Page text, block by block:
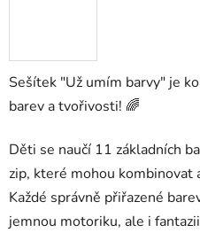
Sešítek "Už umím barvy" je
barev a tvořivosti! 🌈
Děti se naučí 11 základních
zip, které mohou kombinovat
Každé správně přiřazené
jemnou motoriku, ale i